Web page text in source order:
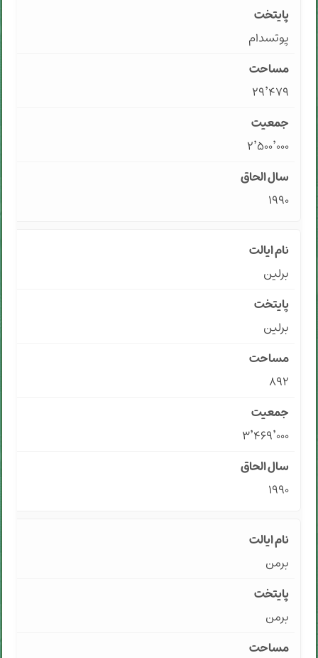
پوتسدام
۲۹٬۴۷۹
۲٬۵۰۰٬۰۰۰
۱۹۹۰
برلین
برلین
۸۹۲
۳٬۴۶۹٬۰۰۰
۱۹۹۰
برمن
برمن